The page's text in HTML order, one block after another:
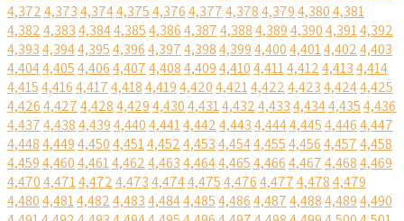
4,3724,3734,3744,3754,3764,3774,3784,3794,3804,381
4,3824,3834,3844,3854,3864,3874,3884,3894,3904,3914,392
4,3934,3944,3954,3964,3974,3984,3994,4004,4014,4024,403
4,4044,4054,4064,4074,4084,4094,4104,4114,4124,4134,414
4,4154,4164,4174,4184,4194,4204,4214,4224,4234,4244,425
4,4264,4274,4284,4294,4304,4314,4324,4334,4344,4354,436
4,4374,4384,4394,4404,4414,4424,4434,4444,4454,4464,447
4,4484,4494,4504,4514,4524,4534,4544,4554,4564,4574,458
4,4594,4604,4614,4624,4634,4644,4654,4664,4674,4684,469
4,4704,4714,4724,4734,4744,4754,4764,4774,4784,479
4,4804,4814,4824,4834,4844,4854,4864,4874,4884,4894,490